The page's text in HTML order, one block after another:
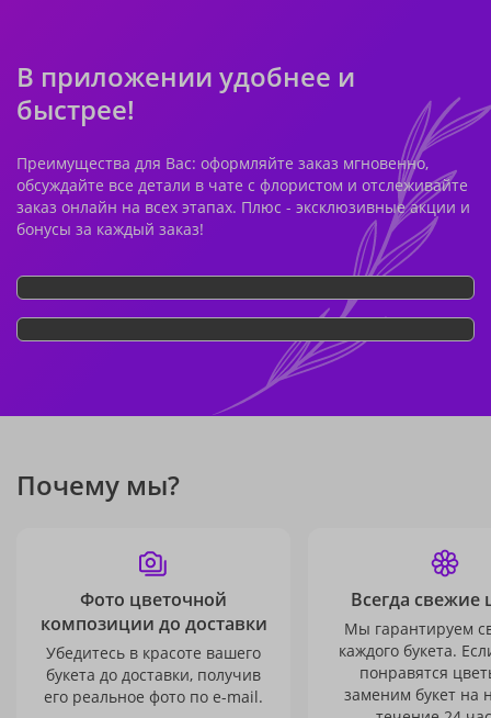
В приложении удобнее и
быстрее!
Преимущества для Вас: оформляйте заказ мгновенно,
обсуждайте все детали в чате с флористом и отслеживайте
заказ онлайн на всех этапах. Плюс - эксклюзивные акции и
бонусы за каждый заказ!
Почему мы?
Фото цветочной
композиции до доставки
Убедитесь в красоте вашего
букета до доставки, получив
его реальное фото по e-mail.
Всегда свежие
Мы гарантируем
каждого букета.
понравятся
заменим букет на